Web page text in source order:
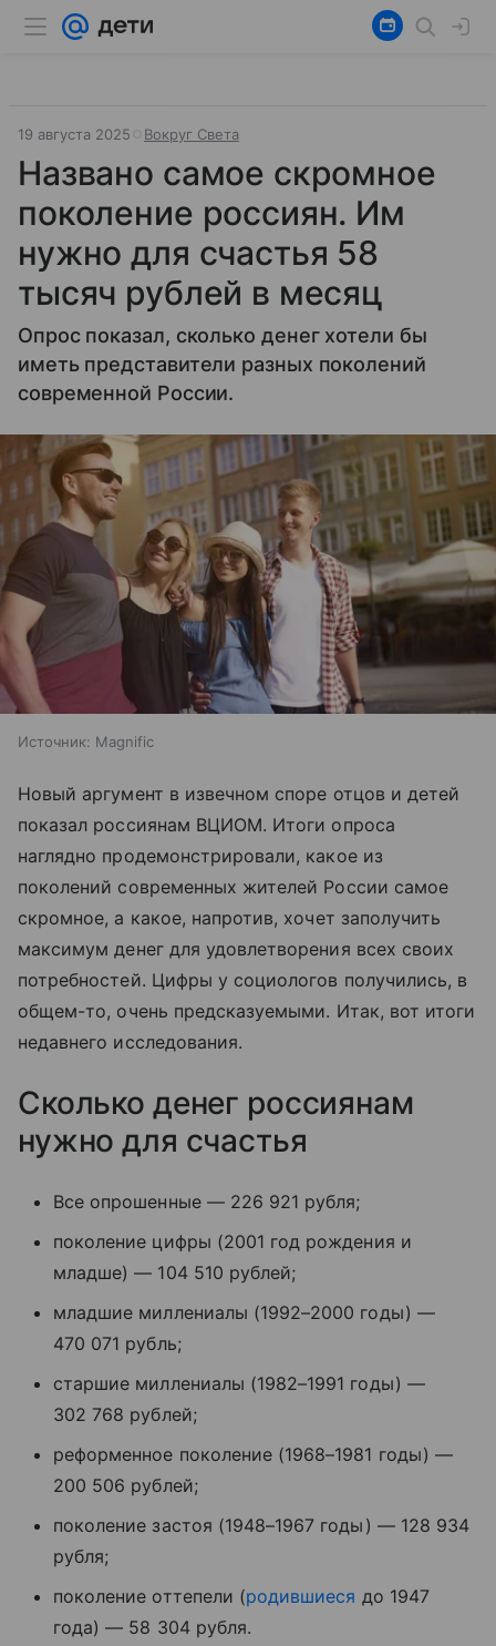
19 августа 2025 Вокруг Света
Названо самое скромное
поколение россиян. Им
нужно для счастья 58
тысяч рублей в месяц
Опрос показал, сколько денег хотели бы
иметь представители разных поколений
современной России.
Источник: Magnific
Новый аргумент в извечном споре отцов и детей
показал россиянам ВЦИОМ. Итоги опроса
наглядно продемонстрировали, какое из
поколений современных жителей России самое
скромное, а какое, напротив, хочет заполучить
максимум денег для удовлетворения всех своих
потребностей. Цифры у социологов получились, в
общем-то, очень предсказуемыми. Итак, вот итоги
недавнего исследования.
Сколько денег россиянам
нужно для счастья
Все опрошенные — 226 921 рубля;
поколение цифры (2001 год рождения и
младше) — 104 510 рублей;
младшие миллениалы (1992–2000 годы) —
470 071 рубль;
старшие миллениалы (1982–1991 годы) —
302 768 рублей;
реформенное поколение (1968–1981 годы) —
200 506 рублей;
поколение застоя (1948–1967 годы) — 128 934
рубля;
поколение оттепели (родившиеся до 1947
года) — 58 304 рубля.